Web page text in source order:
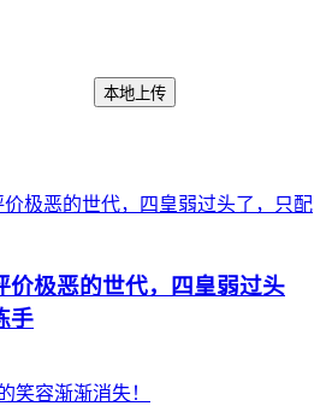
本地上传
价极恶的世代，四皇弱过头
手